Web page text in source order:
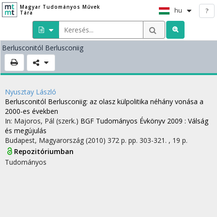
Magyar Tudományos Művek
Tára
hu ?
Berlusconitól Berlusconiig
Nyusztay László
Berlusconitól Berlusconiig: az olasz külpolitika néhány vonása a
2000-es években
In: Majoros, Pál (szerk.) BGF Tudományos Évkönyv 2009 : Válság
és megújulás
Budapest, Magyarország (2010) 372 p. pp. 303-321. , 19 p.
Repozitóriumban
Tudományos